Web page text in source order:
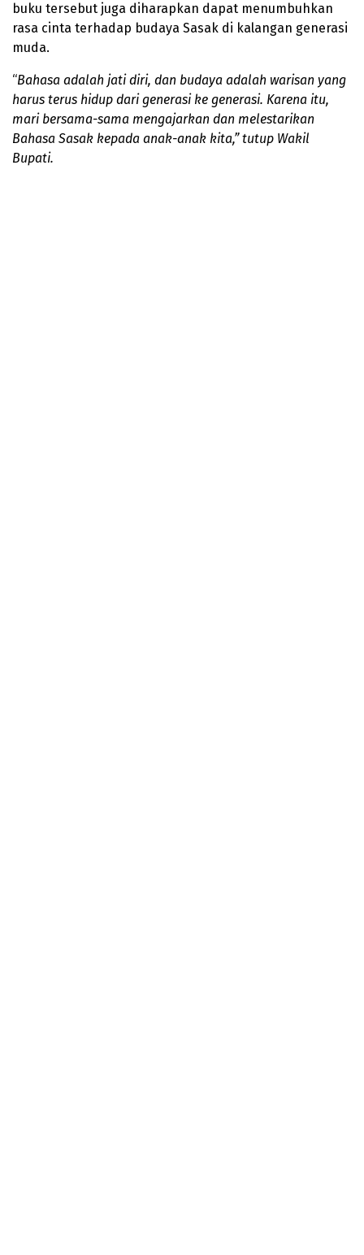
buku tersebut juga diharapkan dapat menumbuhkan
rasa cinta terhadap budaya Sasak di kalangan generasi
muda.
“Bahasa adalah jati diri, dan budaya adalah warisan yang
harus terus hidup dari generasi ke generasi. Karena itu,
mari bersama-sama mengajarkan dan melestarikan
Bahasa Sasak kepada anak-anak kita,” tutup Wakil
Bupati.